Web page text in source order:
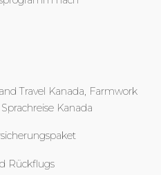
Travel Kanada, Farmwork
Kanada
Rückflugs